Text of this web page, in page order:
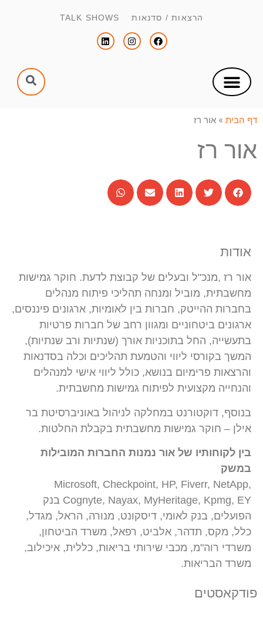
הרצאות / סדנאות TALK SHOWS
דף הבית » אור רז
אור רז
אודות
אור רז ,מנכ"ל ובעלים של קבוצת לדעת. חוקר גמישות
מחשבתית, מוביל ומנחה תהליכי פיתוח מנהלים
בחברות ההייטק, חברות בין לאומיות, ארגונים פיננסים,
ארגונים ביטחוניים ומגוון רחב של חברות פרטיות
בתעשייה, החל בתוכניות אורך (שנתיות ורב שנתיות),
המשך בקורסי ליווי והטמעת תהליכים וכלה בסדנאות
והרצאות פרימיום בנושא, כולל ליווי אישי למנהלים
והנחייה מקצועית לפיתוח גמישות מחשבתית.
בנוסף, דוקטורנט במחלקה לניהול באוניברסיטת בר
אילן – חוקר גמישות מחשבתית בקבלת החלטות.
בין לקוחותיו של אור נמנות החברות המובילות
במשק
Microsoft, Checkpoint, HP, Fiverr, NetApp,
Cognyte, Nayax, MyHeritage, Kpmg, EY בנק
הפועלים, בנק לאומי, דיסקונט, מנורה, הראל, מגדל,
כלל, מקס, תדהר, אלביט, רפאל, משרד הביטחון,
משרדי רוה"מ, מכבי שירותי בריאות, כללית, איכילוב,
משרד הבריאות.
פודקאסטים